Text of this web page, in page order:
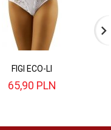
FIGI ECO-LI
65,90 PLN